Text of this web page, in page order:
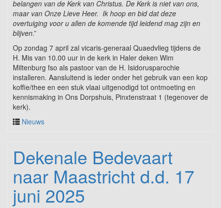
belangen van de Kerk van Christus. De Kerk is niet van ons,
maar van Onze Lieve Heer. Ik hoop en bid dat deze
overtuiging voor u allen de komende tijd leidend mag zijn en
blijven.”
Op zondag 7 april zal vicaris-generaal Quaedvlieg tijdens de
H. Mis van 10.00 uur in de kerk in Haler deken Wim
Miltenburg fso als pastoor van de H. Isidorusparochie
installeren. Aansluitend is ieder onder het gebruik van een kop
koffie/thee en een stuk vlaai uitgenodigd tot ontmoeting en
kennismaking in Ons Dorpshuis, Pinxtenstraat 1 (tegenover de
kerk).
Nieuws
Dekenale Bedevaart
naar Maastricht d.d. 17
juni 2025